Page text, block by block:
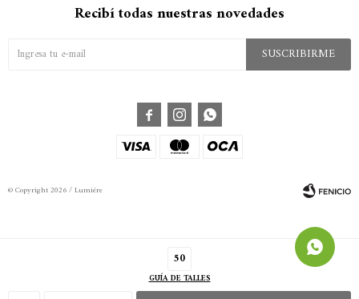
50
GUÍA DE TALLES
Recibí todas nuestras novedades
SUSCRIBIRME
  
© Copyright 2026 / Lumiére